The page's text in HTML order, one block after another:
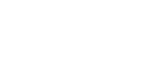
Или только с